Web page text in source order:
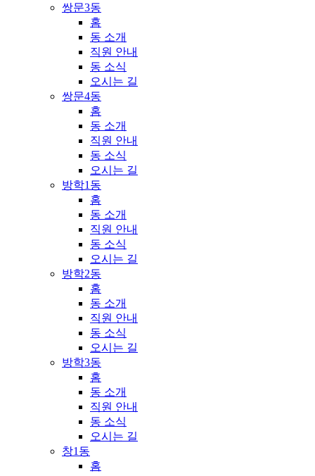
쌍문3동
홈
동 소개
직원 안내
동 소식
오시는 길
쌍문4동
홈
동 소개
직원 안내
동 소식
오시는 길
방학1동
홈
동 소개
직원 안내
동 소식
오시는 길
방학2동
홈
동 소개
직원 안내
동 소식
오시는 길
방학3동
홈
동 소개
직원 안내
동 소식
오시는 길
창1동
홈